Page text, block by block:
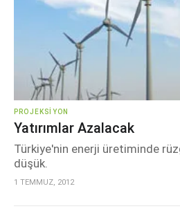
PROJEKSIYON
Yatırımlar Azalacak
Türkiye'nin enerji üretiminde
düşük.
1 TEMMUZ, 2012